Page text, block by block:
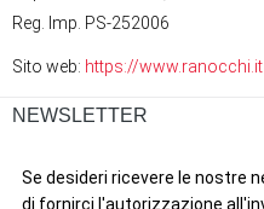
Reg. Imp. PS-252006
Sito web: https://www.ranocchi.it
NEWSLETTER